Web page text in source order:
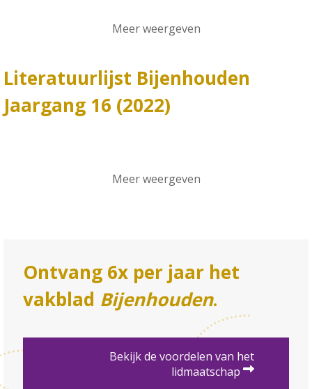
Meer weergeven
Literatuurlijst Bijenhouden
Jaargang 16 (2022)
Meer weergeven
Ontvang 6x per jaar het
vakblad Bijenhouden.
Bekijk de voordelen van het
lidmaatschap